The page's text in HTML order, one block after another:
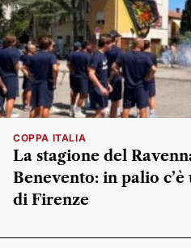
COPPA ITALIA
La stagione del
Benevento: in palio
di Firenze